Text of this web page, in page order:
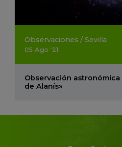
Observaciones / Sevilla
05 Ago '21
Observación astronómica
de Alanís»